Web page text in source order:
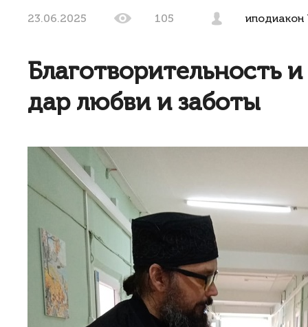
23.06.2025 105 иподиакон
Благотворительность
дар любви и заботы